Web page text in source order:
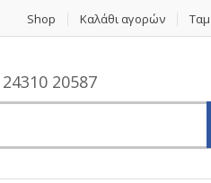
Shop Καλάθι αγορών
20587